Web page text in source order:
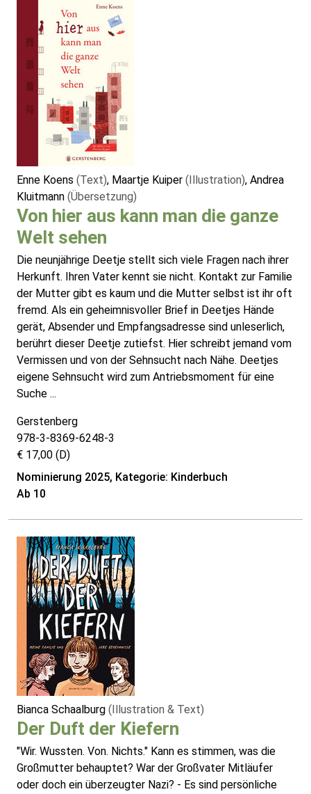
Enne Koens (Text), Maartje Kuiper (Illustration), Andrea
Kluitmann (Übersetzung)
Von hier aus kann man die ganze
Welt sehen
Die neunjährige Deetje stellt sich viele Fragen nach ihrer
Herkunft. Ihren Vater kennt sie nicht. Kontakt zur Familie
der Mutter gibt es kaum und die Mutter selbst ist ihr oft
fremd. Als ein geheimnisvoller Brief in Deetjes Hände
gerät, Absender und Empfangsadresse sind unleserlich,
berührt dieser Deetje zutiefst. Hier schreibt jemand vom
Vermissen und von der Sehnsucht nach Nähe. Deetjes
eigene Sehnsucht wird zum Antriebsmoment für eine
Suche ...
Gerstenberg
978-3-8369-6248-3
€ 17,00 (D)
Nominierung 2025, Kategorie: Kinderbuch
Ab 10
Bianca Schaalburg (Illustration & Text)
Der Duft der Kiefern
"Wir. Wussten. Von. Nichts." Kann es stimmen, was die
Großmutter behauptet? War der Großvater Mitläufer
oder doch ein überzeugter Nazi? - Es sind persönliche